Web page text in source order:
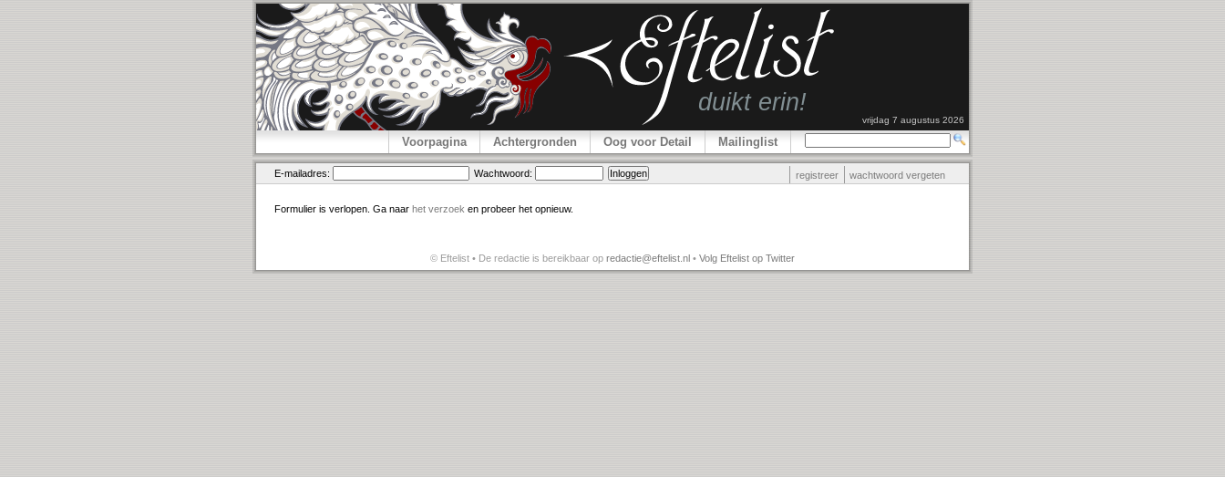
vrijdag 7 augustus 2026
Voorpagina Achtergronden Oog voor Detail Mailinglist
E-mailadres: Wachtwoord: registreer wachtwoord vergeten
Formulier is verlopen. Ga naar het verzoek en probeer het opnieuw.
© Eftelist • De redactie is bereikbaar op redactie@eftelist.nl • Volg Eftelist op Twitter